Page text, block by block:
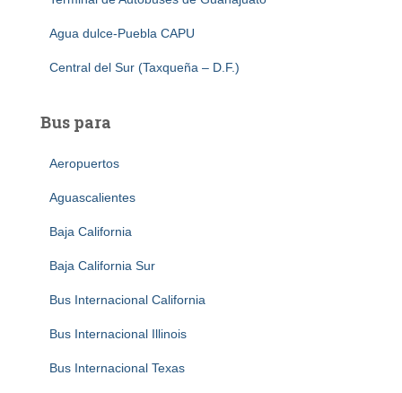
Agua dulce-Puebla CAPU
Central del Sur (Taxqueña – D.F.)
Bus para
Aeropuertos
Aguascalientes
Baja California
Baja California Sur
Bus Internacional California
Bus Internacional Illinois
Bus Internacional Texas